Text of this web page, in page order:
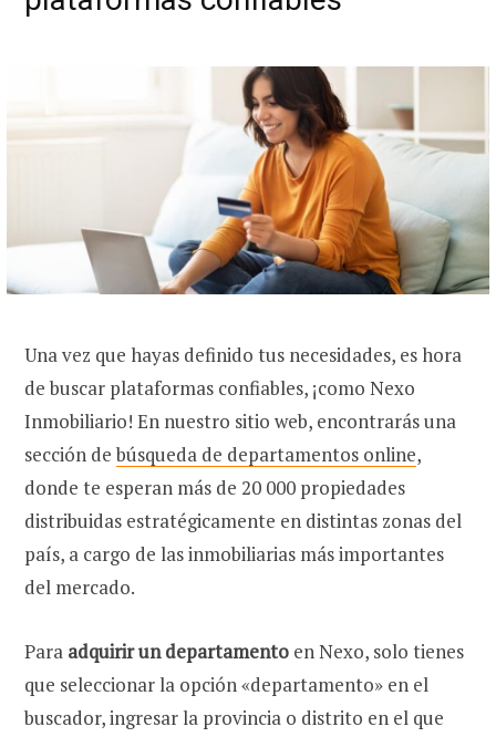
Una vez que hayas definido tus necesidades, es hora
de buscar plataformas confiables, ¡como Nexo
Inmobiliario! En nuestro sitio web, encontrarás una
sección debúsqueda de departamentos online,
donde te esperan más de 20 000 propiedades
distribuidas estratégicamente en distintas zonas del
país, a cargo de las inmobiliarias más importantes
del mercado.
Para adquirir un departamento en Nexo, solo tienes
que seleccionar la opción «departamento» en el
buscador, ingresar la provincia o distrito en el que